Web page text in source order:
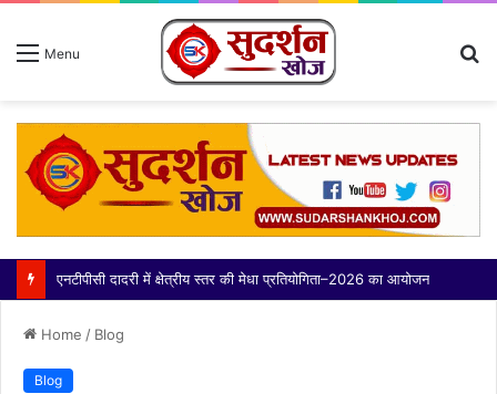
Menu
थाना बादलपुर पुलिस द्वारा 02 वांछित अभियुक्त गिरफ्तार, कब्जे से अवैध शस्त्र बरामद
Home / Blog
Blog